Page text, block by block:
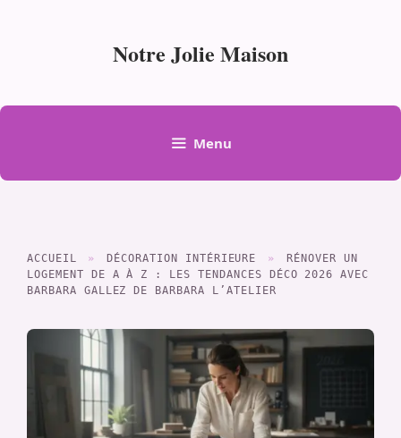
Notre Jolie Maison
Menu
ACCUEIL » DÉCORATION INTÉRIEURE »
RÉNOVER UN
LOGEMENT DE A À Z : LES TENDANCES DÉCO 2026 AVEC
BARBARA GALLEZ DE BARBARA L’ATELIER